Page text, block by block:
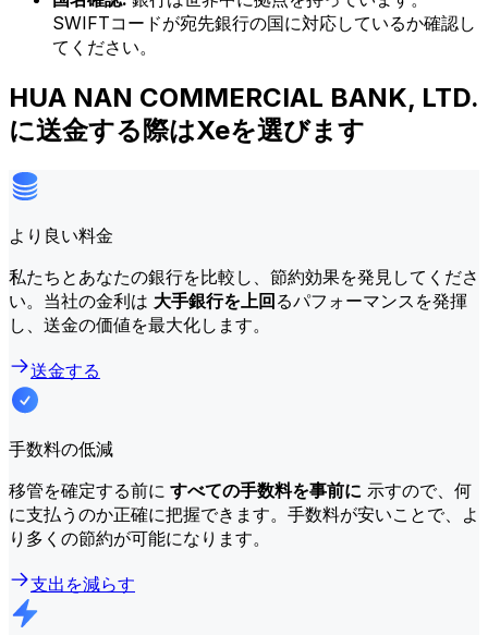
SWIFTコードが宛先銀行の国に対応しているか確認し
てください。
HUA NAN COMMERCIAL BANK, LTD.
に送金する際はXeを選びます
より良い料金
私たちとあなたの銀行を比較し、節約効果を発見してくださ
い。当社の金利は 大手銀行を上回るパフォーマンスを発揮
し、送金の価値を最大化します。
送金する
手数料の低減
移管を確定する前に すべての手数料を事前に 示すので、何
に支払うのか正確に把握できます。手数料が安いことで、よ
り多くの節約が可能になります。
支出を減らす